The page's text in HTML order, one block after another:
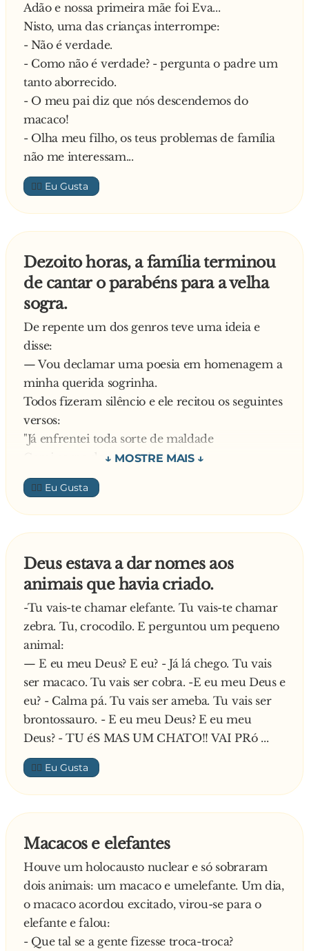
- Isso explica por que a cabeça está achatada,
mas ao que corresponde
este hematoma debaixo do queixo?
O engenheiro responde:
- Ah! Aí foi onde eu coloquei o macaco
hidráulico!
Adão e nossa primeira mãe foi Eva...
Nisto, uma das crianças interrompe:
- Não é verdade.
- Como não é verdade? - pergunta o padre um
tanto aborrecido.
- O meu pai diz que nós descendemos do
macaco!
- Olha meu filho, os teus problemas de família
não me interessam...
👍🏼
Dezoito horas, a família terminou
de cantar o parabéns para a velha
sogra.
De repente um dos genros teve uma ideia e
disse:
— Vou declamar uma poesia em homenagem a
minha querida sogrinha.
Todos fizeram silêncio e ele recitou os seguintes
versos:
"Já enfrentei toda sorte de maldade
Comi carne de sapo e de cobra
Mas juro com toda sinceridade
Foi melhor do que tê-la como sogra!"
O silêncio foi geral risinhos de noras e outros
genros. A sogra franziu a testa e disse:
como réplica!
E começou a declamar:
"Já montei em porco espinho,
Já beijei a macaca
Passei por duros caminhos
Passeando com uma ticaca.
Quisera minha gente eu ter
Como genro um tatu
Do que todo dia ver
Um fresco e c**... como tu."
👍🏼
Deus estava a dar nomes aos
animais que havia criado.
-Tu vais-te chamar elefante. Tu vais-te chamar
zebra. Tu, crocodilo. E perguntou um pequeno
animal:
— E eu meu Deus? E eu? - Já lá chego. Tu vais
ser macaco. Tu vais ser cobra. -E eu meu Deus e
eu? - Calma pá. Tu vais ser ameba. Tu vais ser
brontossauro. - E eu meu Deus? E eu meu
Deus? - TU éS MAS UM CHATO!! VAI PRó ...
👍🏼
Macacos e elefantes
Houve um holocausto nuclear e só sobraram
dois animais: um macaco e umelefante. Um dia,
o macaco acordou excitado, virou-se para o
elefante e falou:
- Que tal se a gente fizesse troca-troca?